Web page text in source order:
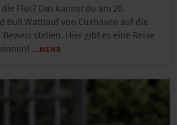
Flut? Das kannst du am 20.
Bull Wattlauf von Cuxhaven auf die
stellen. Hier gibt es eine Reise
…MEHR